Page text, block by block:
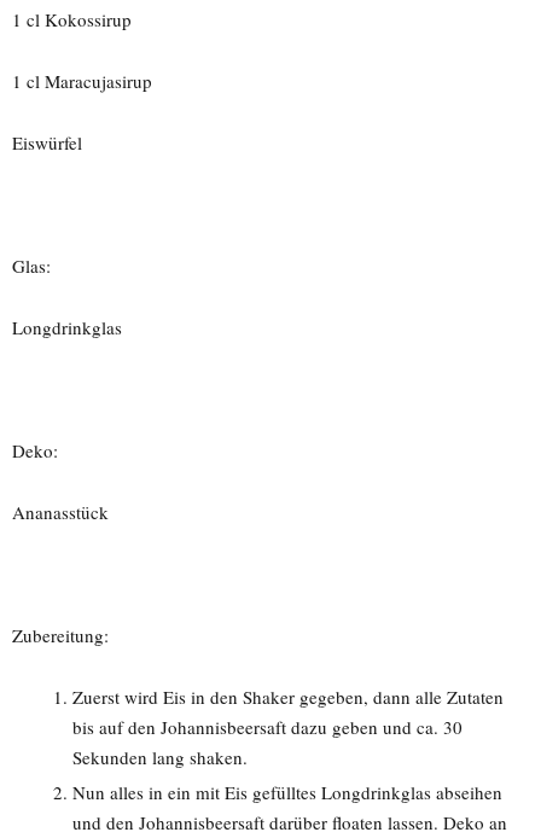
1 cl Kokossirup
1 cl Maracujasirup
Eiswürfel
Glas:
Longdrinkglas
Deko:
Ananasstück
Zubereitung:
Zuerst wird Eis in den Shaker gegeben, dann alle Zutaten
bis auf den Johannisbeersaft dazu geben und ca. 30
Sekunden lang shaken.
Nun alles in ein mit Eis gefülltes Longdrinkglas abseihen
und den Johannisbeersaft darüber floaten lassen. Deko an